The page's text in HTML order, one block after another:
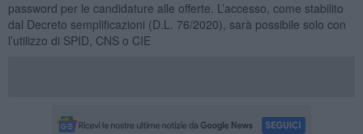
password per le candidature alle offerte. L’accesso, come stabilito
dal Decreto semplificazioni (D.L. 76/2020), sarà possibile solo con
l’utilizzo di SPID, CNS o CIE